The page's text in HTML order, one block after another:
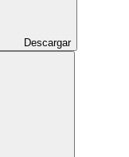
Descargar